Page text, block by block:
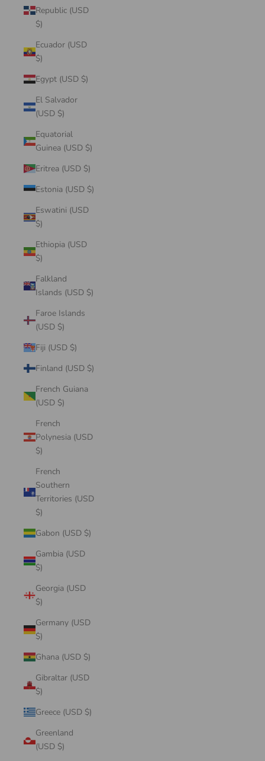
Republic (USD
$)
Ecuador (USD
$)
Egypt (USD $)
El Salvador
(USD $)
Equatorial
Guinea (USD $)
Eritrea (USD $)
Estonia (USD $)
Eswatini (USD
$)
Ethiopia (USD
$)
Falkland
Islands (USD $)
Faroe Islands
(USD $)
Fiji (USD $)
Finland (USD $)
French Guiana
(USD $)
French
Polynesia (USD
$)
French
Southern
Territories (USD
$)
Gabon (USD $)
Gambia (USD
$)
Georgia (USD
$)
Germany (USD
$)
Ghana (USD $)
Gibraltar (USD
$)
Greece (USD $)
Greenland
(USD $)